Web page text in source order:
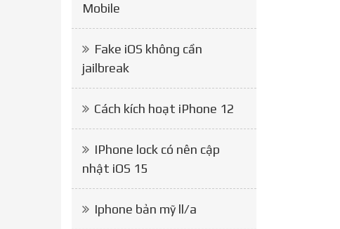
Mobile
Fake iOS không cần
jailbreak
Cách kích hoạt iPhone 12
IPhone lock có nên cập
nhật iOS 15
Iphone bản mỹ ll/a